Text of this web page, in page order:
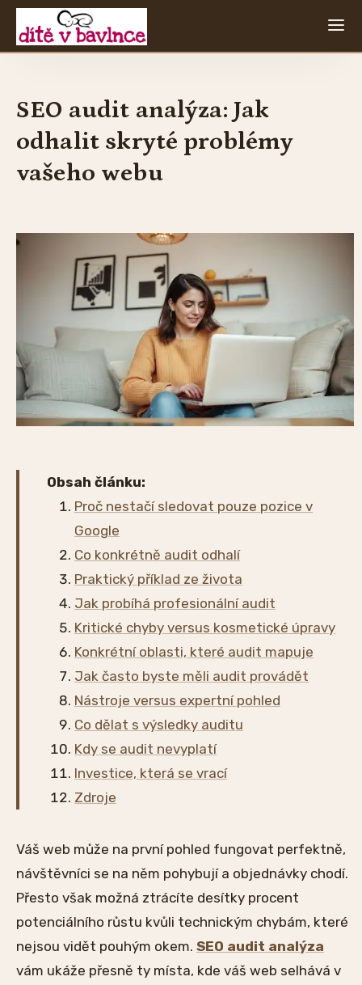
SEO audit analýza: Jak
odhalit skryté problémy
vašeho webu
Obsah článku:
Proč nestačí sledovat pouze pozice v
Google
Co konkrétně audit odhalí
Praktický příklad ze života
Jak probíhá profesionální audit
Kritické chyby versus kosmetické úpravy
Konkrétní oblasti, které audit mapuje
Jak často byste měli audit provádět
Nástroje versus expertní pohled
Co dělat s výsledky auditu
Kdy se audit nevyplatí
Investice, která se vrací
Zdroje
Váš web může na první pohled fungovat perfektně,
návštěvníci se na něm pohybují a objednávky chodí.
Přesto však možná ztrácíte desítky procent
potenciálního růstu kvůli technickým chybám, které
nejsou vidět pouhým okem. SEO audit analýza
vám ukáže přesně ty místa, kde váš web selhává v